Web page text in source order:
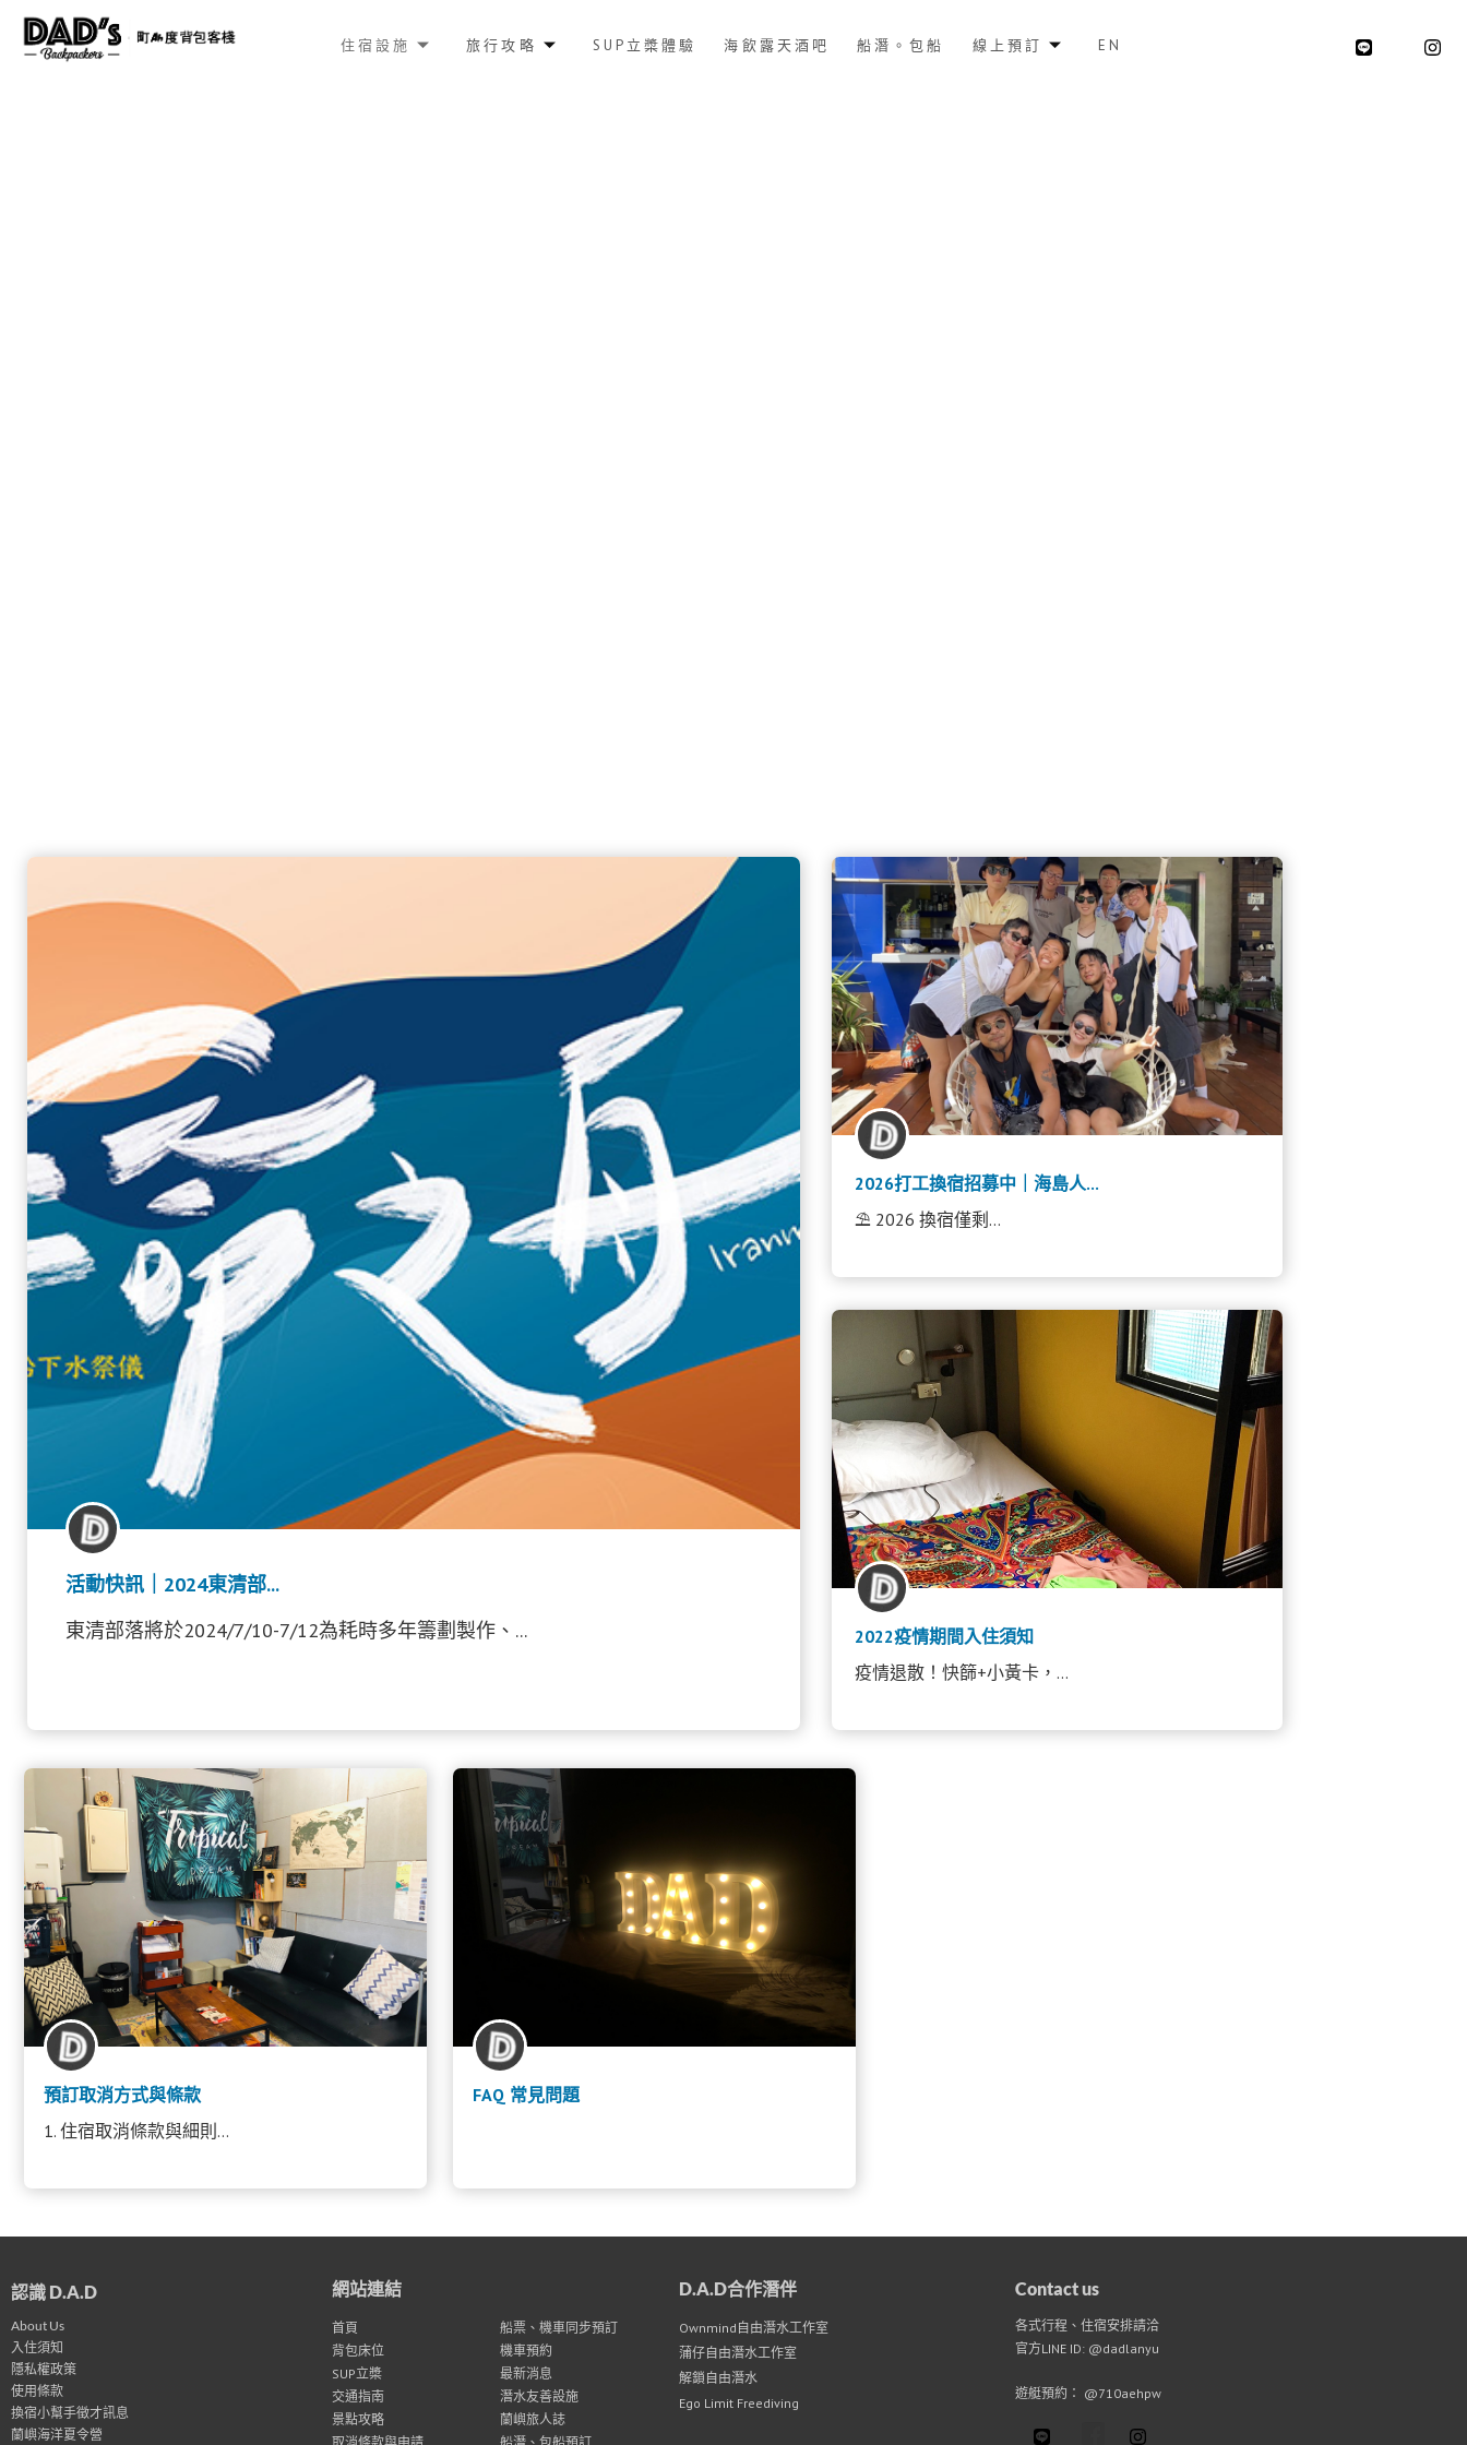
住宿設施 旅行攻略 SUP立槳體驗 海飲露天酒吧 船潛。包船 線上預訂 EN
活動快訊｜2024東清部...
東清部落將於2024/7/10-7/12為耗時多年籌劃製作、...
2026打工換宿招募中｜海島人...
⛱︎ 2026 換宿僅剩...
2022疫情期間入住須知
疫情退散！快篩+小黃卡，...
預訂取消方式與條款
1. 住宿取消條款與細則...
FAQ 常見問題
認識 D.A.D
About Us
入住須知
隱私權政策
使用條款
換宿小幫手徵才訊息
蘭嶼海洋夏令營
網站連結
首頁
背包床位
SUP立槳
交通指南
景點攻略
船票、機車同步預訂
機車預約
最新消息
潛水友善設施
蘭嶼旅人誌
D.A.D合作潛伴
Ownmind自由潛水工作室
蒲仔自由潛水工作室
解鎖自由潛水
Ego Limit Freediving
Contact us
各式行程、住宿安排請洽
官方LINE ID: @dadlanyu
遊艇預約： @710aehpw